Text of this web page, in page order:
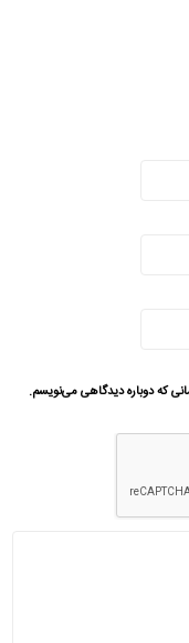
که دوباره دیدگاهی می‌نویسم.